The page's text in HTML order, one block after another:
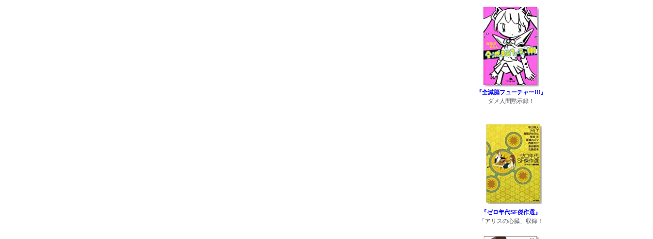
『全滅脳フューチャー!!!』
ダメ人間黙示録！
『ゼロ年代SF傑作選』
「アリスの心臓」収録！